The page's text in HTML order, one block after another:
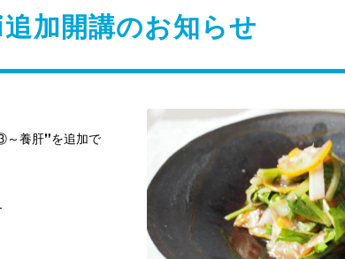
加開講のお知らせ
養肝”を追加で